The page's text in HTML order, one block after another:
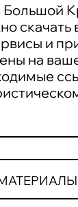
скачать
и
на